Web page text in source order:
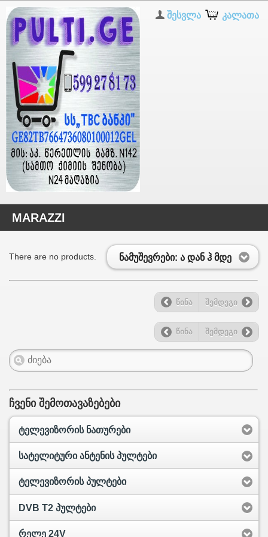
კალათა
შესვლა
MARAZZI
ნამუშევრები: ა დან ჰ მდე
There are no products.
წინა შემდეგი
წინა შემდეგი
ჩვენი შემოთავაზებები
ტელევიზორის ნათურები
სატელიტური ანტენის პულტები
ტელევიზორის პულტები
DVB T2 პულტები
რელე 24V